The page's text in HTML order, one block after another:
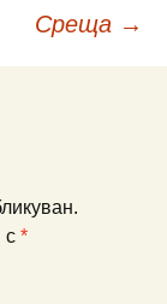
Среща →
с *